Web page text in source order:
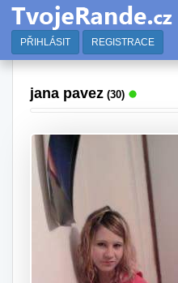
PŘIHLÁSIT REGISTRACE
jana pavez (30)